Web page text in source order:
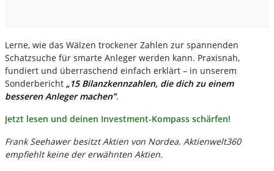
Lerne, wie das Wälzen trockener Zahlen zur spannenden
Schatzsuche für smarte Anleger werden kann. Praxisnah,
fundiert und überraschend einfach erklärt – in unserem
Sonderbericht „15 Bilanzkennzahlen, die dich zu einem
besseren Anleger machen”.
Jetzt lesen und deinen Investment-Kompass schärfen!
Frank Seehawer besitzt Aktien von Nordea. Aktienwelt360
empfiehlt keine der erwähnten Aktien.